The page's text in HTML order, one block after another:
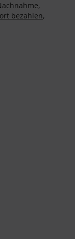
bezahlen,